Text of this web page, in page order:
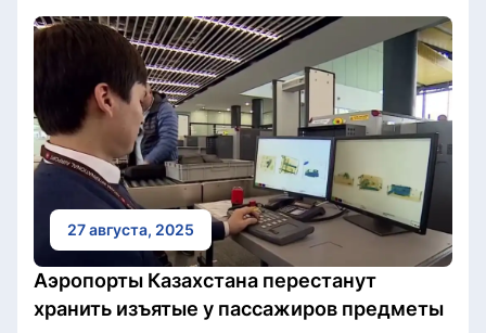
27 августа, 2025
Аэропорты Казахстана перестанут
хранить изъятые у пассажиров предметы